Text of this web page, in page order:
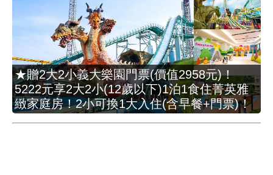
★贈2大2小義大樂園門票(價值2958元)！
5222元享2大2小(12歲以下)1泊1食住菁英雅
緻家庭房！2小可換1大入住(含早餐+門票)！